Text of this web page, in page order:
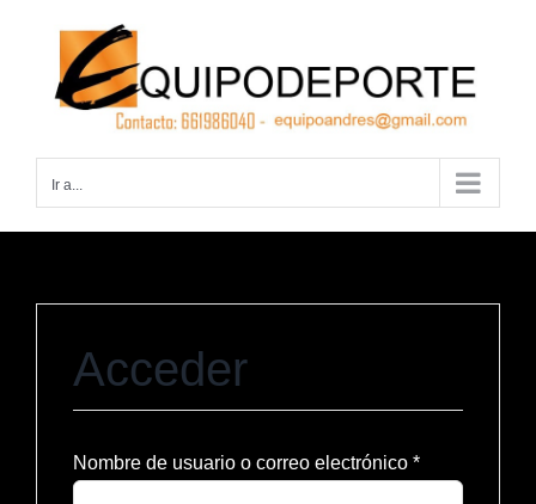
contenido
Ir a...
Acceder
Nombre de usuario o correo electrónico *Obligatorio